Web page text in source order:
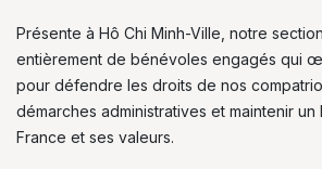
Présente à Hô Chi Minh-Ville, notre
entièrement de bénévoles engagés qui
pour défendre les droits de nos
démarches administratives et maintenir
France et ses valeurs.